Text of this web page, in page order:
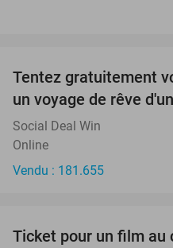
Tentez gratuitement
un voyage de rêve
Social Deal Win
Online
Vendu : 181.655
Ticket pour un film au